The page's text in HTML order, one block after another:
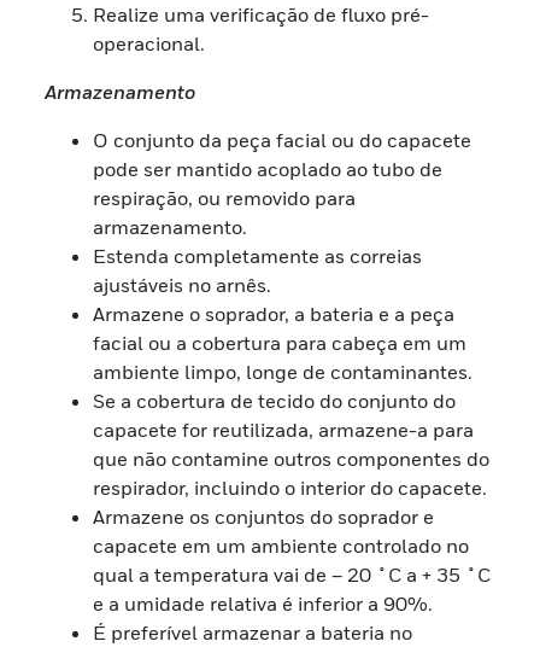
Realize uma verificação de fluxo pré-
operacional.
Armazenamento
O conjunto da peça facial ou do capacete
pode ser mantido acoplado ao tubo de
respiração, ou removido para
armazenamento.
Estenda completamente as correias
ajustáveis no arnês.
Armazene o soprador, a bateria e a peça
facial ou a cobertura para cabeça em um
ambiente limpo, longe de contaminantes.
Se a cobertura de tecido do conjunto do
capacete for reutilizada, armazene-a para
que não contamine outros componentes do
respirador, incluindo o interior do capacete.
Armazene os conjuntos do soprador e
capacete em um ambiente controlado no
qual a temperatura vai de – 20 ˚C a + 35 ˚C
e a umidade relativa é inferior a 90%.
É preferível armazenar a bateria no